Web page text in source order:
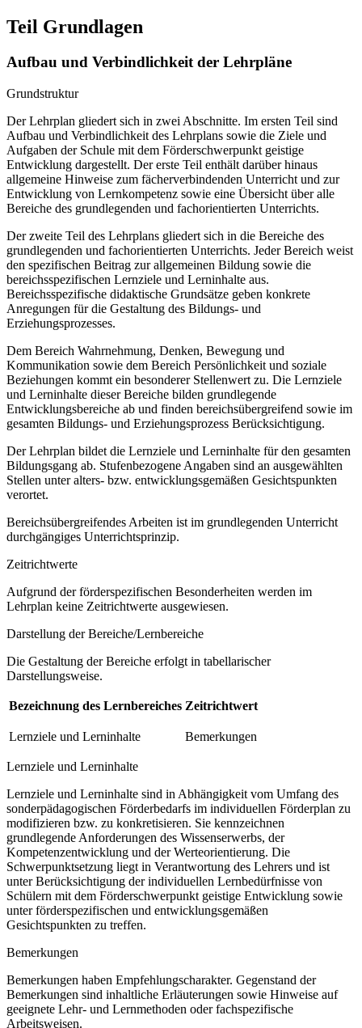
Teil Grundlagen
Aufbau und Verbindlichkeit der Lehrpläne
Grundstruktur
Der Lehrplan gliedert sich in zwei Abschnitte. Im ersten Teil sind
Aufbau und Verbindlichkeit des Lehrplans sowie die Ziele und
Aufgaben der Schule mit dem Förderschwerpunkt geistige
Entwicklung dargestellt. Der erste Teil enthält darüber hinaus
allgemeine Hinweise zum fächerverbindenden Unterricht und zur
Entwicklung von Lernkompetenz sowie eine Übersicht über alle
Bereiche des grundlegenden und fachorientierten Unterrichts.
Der zweite Teil des Lehrplans gliedert sich in die Bereiche des
grundlegenden und fachorientierten Unterrichts. Jeder Bereich weist
den spezifischen Beitrag zur allgemeinen Bildung sowie die
bereichsspezifischen Lernziele und Lerninhalte aus.
Bereichsspezifische didaktische Grundsätze geben konkrete
Anregungen für die Gestaltung des Bildungs- und
Erziehungsprozesses.
Dem Bereich Wahrnehmung, Denken, Bewegung und
Kommunikation sowie dem Bereich Persönlichkeit und soziale
Beziehungen kommt ein besonderer Stellenwert zu. Die Lernziele
und Lerninhalte dieser Bereiche bilden grundlegende
Entwicklungsbereiche ab und finden bereichsübergreifend sowie im
gesamten Bildungs- und Erziehungsprozess Berücksichtigung.
Der Lehrplan bildet die Lernziele und Lerninhalte für den gesamten
Bildungsgang ab. Stufenbezogene Angaben sind an ausgewählten
Stellen unter alters- bzw. entwicklungsgemäßen Gesichtspunkten
verortet.
Bereichsübergreifendes Arbeiten ist im grundlegenden Unterricht
durchgängiges Unterrichtsprinzip.
Zeitrichtwerte
Aufgrund der förderspezifischen Besonderheiten werden im
Lehrplan keine Zeitrichtwerte ausgewiesen.
Darstellung der Bereiche/Lernbereiche
Die Gestaltung der Bereiche erfolgt in tabellarischer
Darstellungsweise.
Bezeichnung des Lernbereiches Zeitrichtwert
Lernziele und Lerninhalte Bemerkungen
Lernziele und Lerninhalte
Lernziele und Lerninhalte sind in Abhängigkeit vom Umfang des
sonderpädagogischen Förderbedarfs im individuellen Förderplan zu
modifizieren bzw. zu konkretisieren. Sie kennzeichnen
grundlegende Anforderungen des Wissenserwerbs, der
Kompetenzentwicklung und der Werteorientierung. Die
Schwerpunktsetzung liegt in Verantwortung des Lehrers und ist
unter Berücksichtigung der individuellen Lernbedürfnisse von
Schülern mit dem Förderschwerpunkt geistige Entwicklung sowie
unter förderspezifischen und entwicklungsgemäßen
Gesichtspunkten zu treffen.
Bemerkungen
Bemerkungen haben Empfehlungscharakter. Gegenstand der
Bemerkungen sind inhaltliche Erläuterungen sowie Hinweise auf
geeignete Lehr- und Lernmethoden oder fachspezifische
Arbeitsweisen.